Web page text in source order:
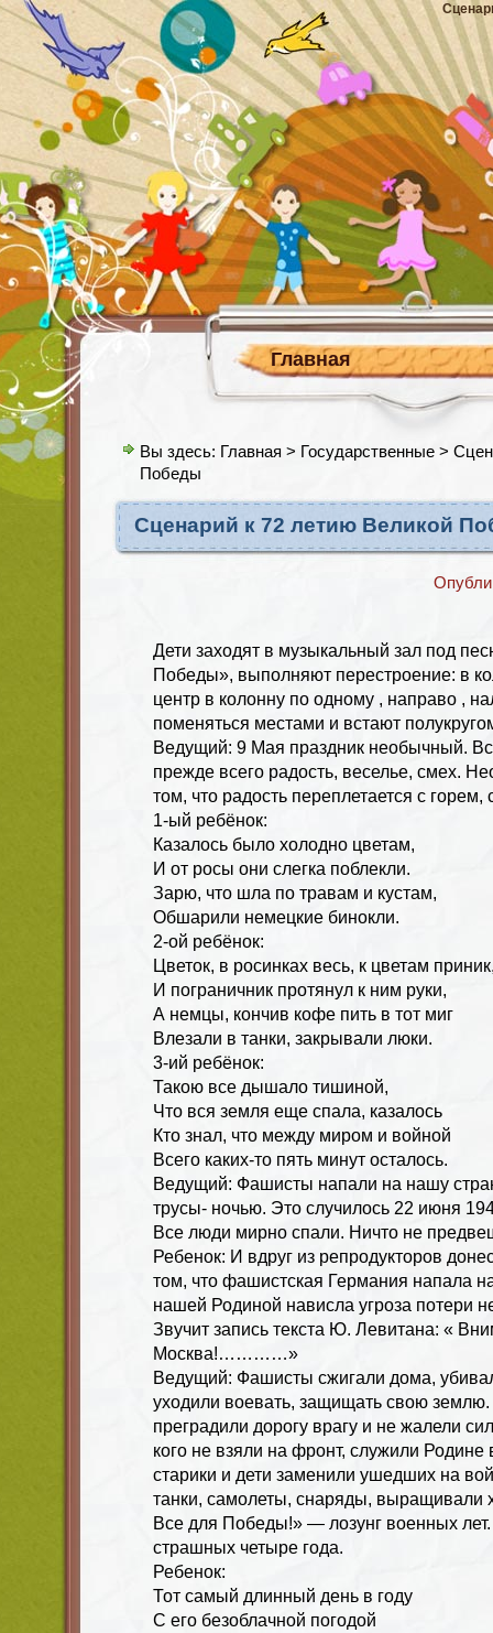
Главная
Вы здесь: Главная > Государственные >
Победы
Сценарий к 72 летию Великой
Дети заходят в музыкальный зал под
Победы», выполняют перестроение: в
центр в колонну по одному , направо ,
поменяться местами и встают
Ведущий: 9 Мая праздник необычный.
прежде всего радость, веселье, смех.
том, что радость переплетается с горем,
1-ый ребёнок:
Казалось было холодно цветам,
И от росы они слегка поблекли.
Зарю, что шла по травам и кустам,
Обшарили немецкие бинокли.
2-ой ребёнок:
Цветок, в росинках весь, к цветам
И пограничник протянул к ним руки,
А немцы, кончив кофе пить в тот миг
Влезали в танки, закрывали люки.
3-ий ребёнок:
Такою все дышало тишиной,
Что вся земля еще спала, казалось
Кто знал, что между миром и войной
Всего каких-то пять минут осталось.
Ведущий: Фашисты напали на нашу
трусы- ночью. Это случилось 22 июня
Все люди мирно спали. Ничто не
Ребенок: И вдруг из репродукторов
том, что фашистская Германия напала
нашей Родиной нависла угроза потери
Звучит запись текста Ю. Левитана: «
Москва!…………»
Ведущий: Фашисты сжигали дома,
уходили воевать, защищать свою
преградили дорогу врагу и не жалели
кого не взяли на фронт, служили
старики и дети заменили ушедших на
танки, самолеты, снаряды, выращивали
Все для Победы!» — лозунг военных
страшных четыре года.
Ребенок:
Тот самый длинный день в году
С его безоблачной погодой